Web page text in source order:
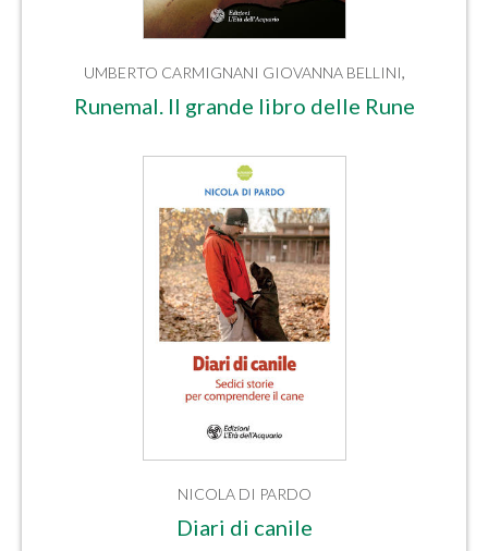
UMBERTO CARMIGNANI GIOVANNA BELLINI,
Runemal. Il grande libro delle Rune
NICOLA DI PARDO
Diari di canile